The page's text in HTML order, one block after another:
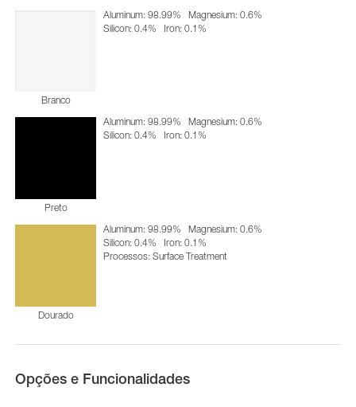
Branco
Aluminum: 98.99%
Magnesium: 0.6%
Silicon: 0.4%
Iron: 0.1%
Preto
Aluminum: 98.99%
Magnesium: 0.6%
Silicon: 0.4%
Iron: 0.1%
Dourado
Aluminum: 98.99%
Magnesium: 0.6%
Silicon: 0.4%
Iron: 0.1%
Processos: Surface Treatment
Opções e Funcionalidades